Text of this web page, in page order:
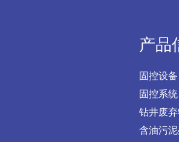
产品
固控设备
固控系统
钻井废
含油污